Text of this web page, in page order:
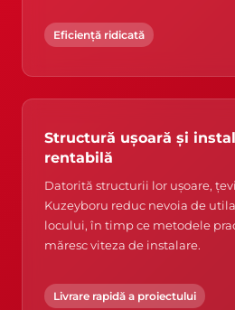
Eficiență ridicată
Structură ușoară și
rentabilă
Datorită structurii lor ușoare,
Kuzeyboru reduc nevoia de
locului, în timp ce metodele
măresc viteza de instalare.
Livrare rapidă a proiectului